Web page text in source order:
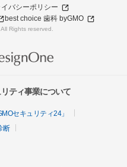
イバシーポリシー
best choice 歯科 byGMO
Rights reserved.
ティ事業について
セキュリティ24」
断